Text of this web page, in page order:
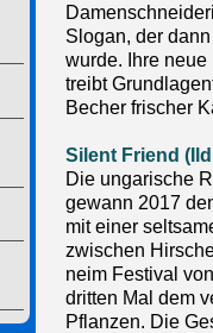
Slogan, der
wurde. Ihre
treibt
Becher frischer
Silent Friend
Die ungarische
gewann 2017
mit einer
zwischen
neim Festival
dritten Mal dem
Pflanzen. Die